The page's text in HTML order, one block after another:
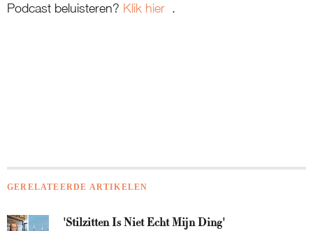
Podcast beluisteren? Klik hier .
GERELATEERDE ARTIKELEN
'Stilzitten Is Niet Echt Mijn Ding'